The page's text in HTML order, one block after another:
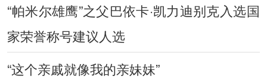
“帕米尔雄鹰”之父巴依卡·凯力迪别克入选国
家荣誉称号建议人选
“这个亲戚就像我的亲妹妹”